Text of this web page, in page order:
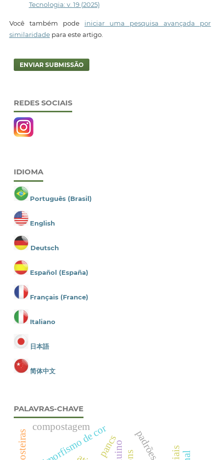
Tecnologia: v. 19 (2025)
Você também pode iniciar uma pesquisa avançada por
similaridadepara este artigo.
ENVIAR SUBMISSÃO
REDES SOCIAIS
IDIOMA
Português (Brasil)
English
Deutsch
Español (España)
Français (France)
Italiano
日本語
简体中文
PALAVRAS-CHAVE
polimorfismo de cor
compostagem
pancs